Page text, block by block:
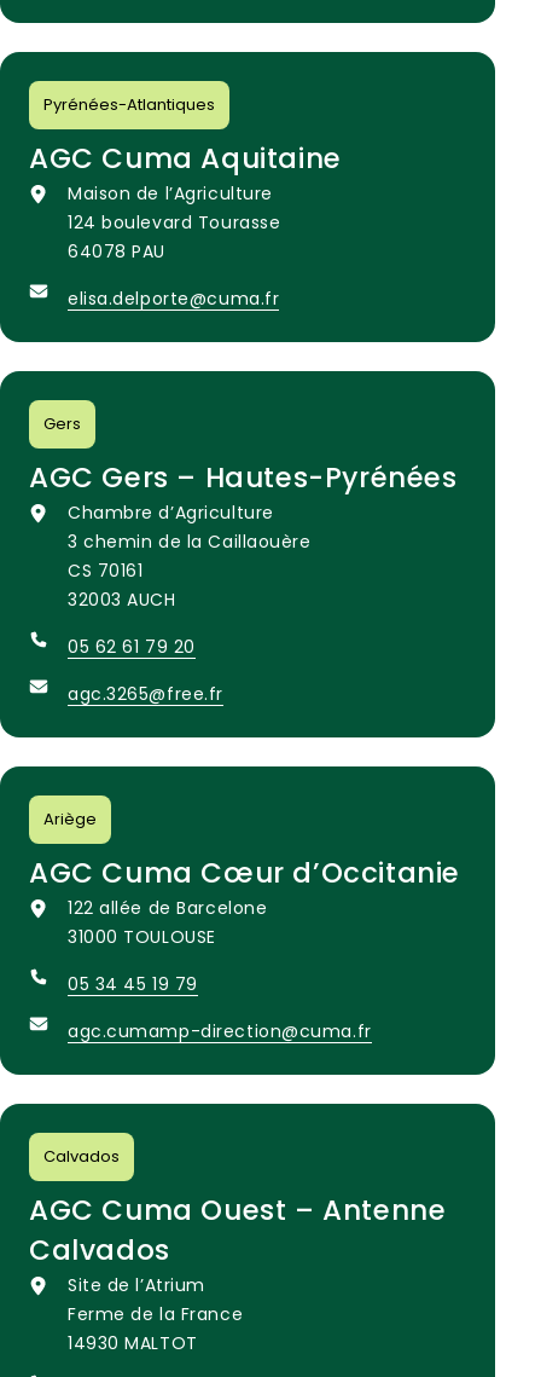
Pyrénées-Atlantiques
AGC Cuma Aquitaine
Maison de l’Agriculture
124 boulevard Tourasse
64078 PAU
elisa.delporte@cuma.fr
Gers
AGC Gers – Hautes-Pyrénées
Chambre d’Agriculture
3 chemin de la Caillaouère
CS 70161
32003 AUCH
05 62 61 79 20
agc.3265@free.fr
Ariège
AGC Cuma Cœur d’Occitanie
122 allée de Barcelone
31000 TOULOUSE
05 34 45 19 79
agc.cumamp-direction@cuma.fr
Calvados
AGC Cuma Ouest – Antenne
Calvados
Site de l’Atrium
Ferme de la France
14930 MALTOT